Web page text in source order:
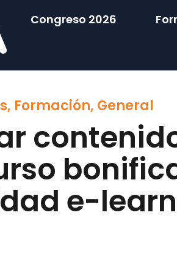
Congreso 2026
, Formación, General
e-